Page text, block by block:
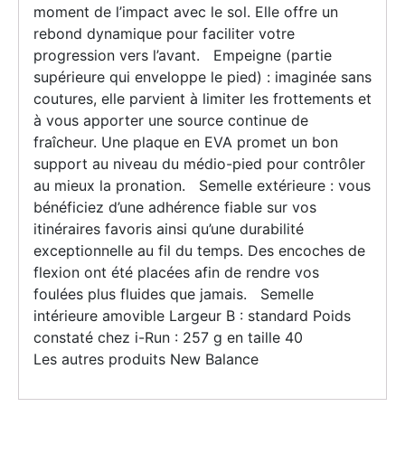
moment de l’impact avec le sol. Elle offre un
rebond dynamique pour faciliter votre
progression vers l’avant. Empeigne (partie
supérieure qui enveloppe le pied) : imaginée sans
coutures, elle parvient à limiter les frottements et
à vous apporter une source continue de
fraîcheur. Une plaque en EVA promet un bon
support au niveau du médio-pied pour contrôler
au mieux la pronation. Semelle extérieure : vous
bénéficiez d’une adhérence fiable sur vos
itinéraires favoris ainsi qu’une durabilité
exceptionnelle au fil du temps. Des encoches de
flexion ont été placées afin de rendre vos
foulées plus fluides que jamais. Semelle
intérieure amovible Largeur B : standard Poids
constaté chez i-Run : 257 g en taille 40
Les autres produits New Balance